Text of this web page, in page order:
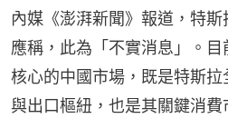
內媒《澎湃新聞》報道，特
應稱，此為「不實消息」。
核心的中國市場，既是特斯
與出口樞紐，也是其關鍵消費